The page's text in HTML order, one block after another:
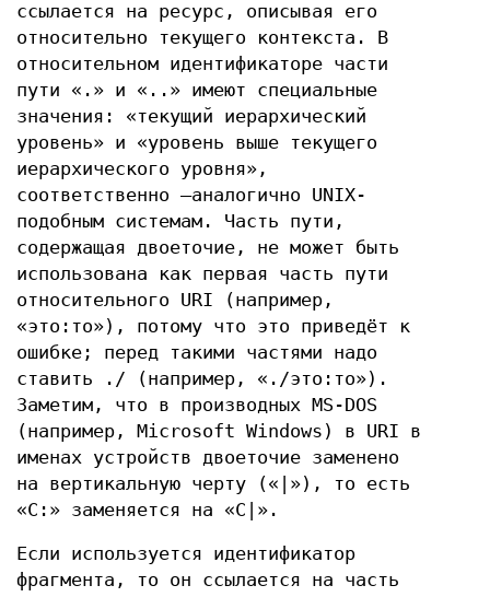
ссылается на ресурс, описывая его
относительно текущего контекста. В
относительном идентификаторе части
пути «.» и «..» имеют специальные
значения: «текущий иерархический
уровень» и «уровень выше текущего
иерархического уровня»,
соответственно —аналогично UNIX-
подобным системам. Часть пути,
содержащая двоеточие, не может быть
использована как первая часть пути
относительного URI (например,
«это:то»), потому что это приведёт к
ошибке; перед такими частями надо
ставить ./ (например, «./это:то»).
Заметим, что в производных MS-DOS
(например, Microsoft Windows) в URI в
именах устройств двоеточие заменено
на вертикальную черту («|»), то есть
«C:» заменяется на «C|».
Если используется идентификатор
фрагмента, то он ссылается на часть